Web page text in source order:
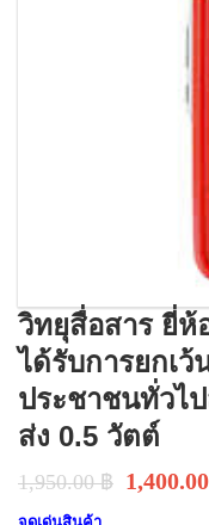
วิทยุสื่อสาร ยี่ห้
ได้รับการยกเ
ประชาชนทั่วไ
ส่ง 0.5 วัตต์
1,950.00฿ 1,400.00